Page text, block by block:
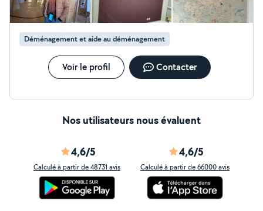
Déménagement et aide au déménagement
Voir le profil Contacter
Nos utilisateurs nous évaluent
4,6/5
Calculé à partir de 48731 avis
4,6/5
Calculé à partir de 66000 avis